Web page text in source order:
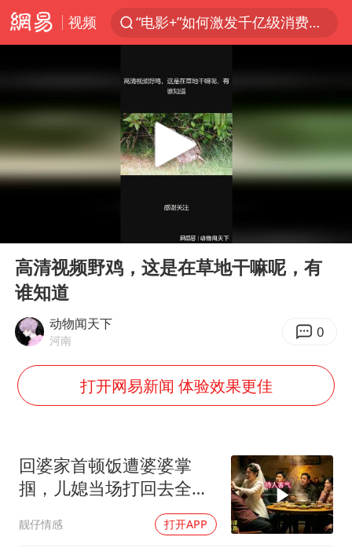
视频
“电影+”如何激发千亿级消费新活力？
台风白海豚加强
中国女篮70-67险胜尼日利亚女篮
四川宜宾高县4.9级地震致1死
名创优品回应女子吐槽内裤质量差
出口禁令驱动有色板块大涨
秋天的第一杯奶茶到底有多火
国防部：中国军队坚决反制任何闹海挑衅图谋
38岁演员求职万岁山NPC成功
胡彦斌获《歌手2026》歌王
胡彦斌韩磊 谁帮谁
“今天得有40℃了吧 为啥还不预警”
夯实基础开新局
Play
高清视频野鸡，这是在草地干嘛呢，有
谁知道
动物闻天下
河南 0
打开网易新闻 体验效果更佳
回婆家首顿饭遭婆婆掌
掴，儿媳当场打回去全家
靓仔情感 打开APP